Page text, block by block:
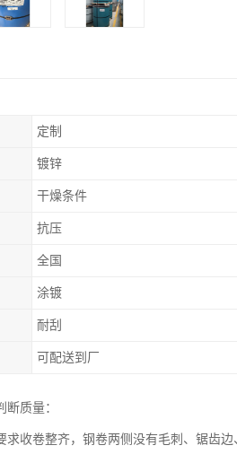
定制
镀锌
干燥条件
抗压
全国
涂镀
耐刮
可配送到厂
断质量：
求收卷整齐，钢卷两侧没有毛刺、锯齿